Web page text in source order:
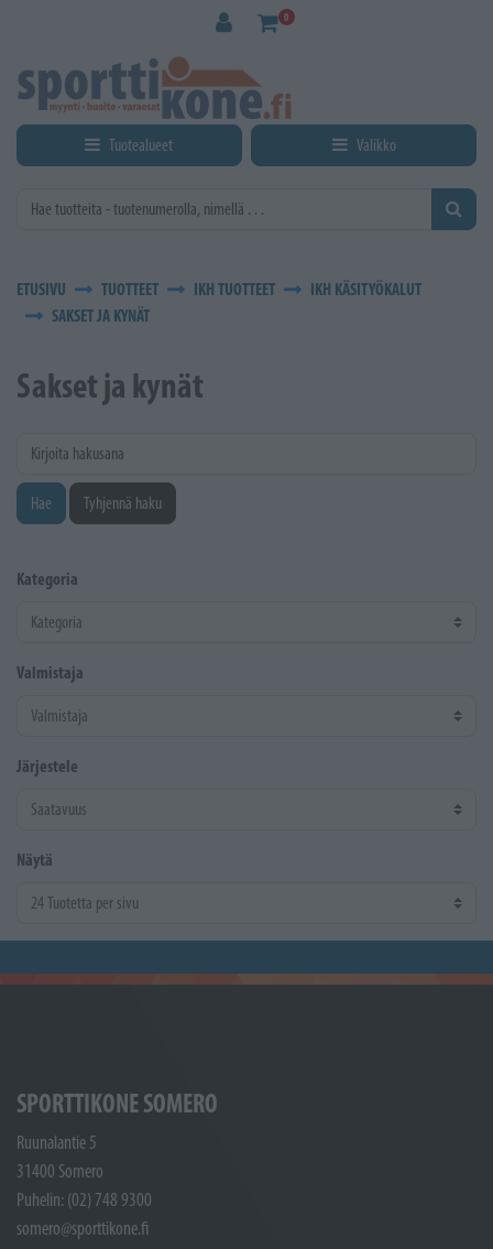
0
Tuotealueet Valikko
ETUSIVU TUOTTEET IKH TUOTTEET
IKH KÄSITYÖKALUT
SAKSET JA KYNÄT
Sakset ja kynät
Kirjoita hakusana
Hae Tyhjennä haku
Kategoria
Valmistaja
Järjestele
Näytä
SPORTTIKONE SOMERO
Ruunalantie 5
31400 Somero
Puhelin: (02) 748 9300
somero@sporttikone.fi